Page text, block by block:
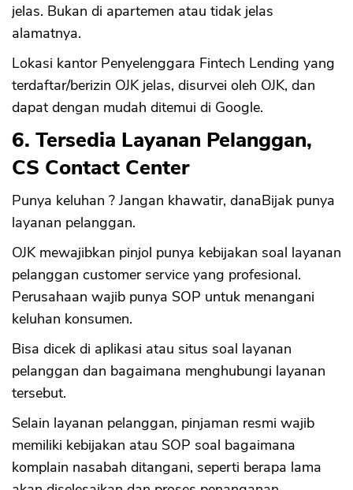
jelas. Bukan di apartemen atau tidak jelas
alamatnya.
Lokasi kantor Penyelenggara Fintech Lending yang
terdaftar/berizin OJK jelas, disurvei oleh OJK, dan
dapat dengan mudah ditemui di Google.
6. Tersedia Layanan Pelanggan,
CS Contact Center
Punya keluhan ? Jangan khawatir, danaBijak punya
layanan pelanggan.
OJK mewajibkan pinjol punya kebijakan soal layanan
pelanggan customer service yang profesional.
Perusahaan wajib punya SOP untuk menangani
keluhan konsumen.
Bisa dicek di aplikasi atau situs soal layanan
pelanggan dan bagaimana menghubungi layanan
tersebut.
Selain layanan pelanggan, pinjaman resmi wajib
memiliki kebijakan atau SOP soal bagaimana
komplain nasabah ditangani, seperti berapa lama